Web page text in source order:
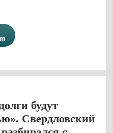
будут
Свердловский